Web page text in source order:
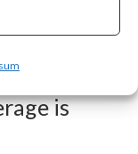
vendor
is